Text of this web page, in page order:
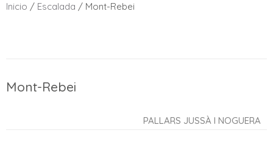
Inicio / Escalada / Mont-Rebei
Mont-Rebei
PALLARS JUSSÀ I NOGUERA